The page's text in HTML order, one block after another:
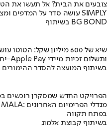
צובעים את הבית? אל תעשו את
מומחה BG BOND עושה סדר על המדפים ומציג את מותג הצבע SIMPLY
בשיתוף BG BOND
שיא של 600 מיליון שקל: הטוטו עושה מהפיכה
יחסי הימור משופרים, הפקדות ב-Apple Pay ותשלום זכיות מיידי
בשיתוף המועצה להסדר ההימורים
הפרויקט החדש שמסקרן רוכשים
בפתח תקווה
בשיתוף קבוצת אלמוג